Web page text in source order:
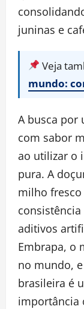
juninas e
Veja
mundo:
A busca por
com sabor
ao utilizar o
pura. A
milho
aditivos
Embrapa, o
no mundo,
brasileira é
importância